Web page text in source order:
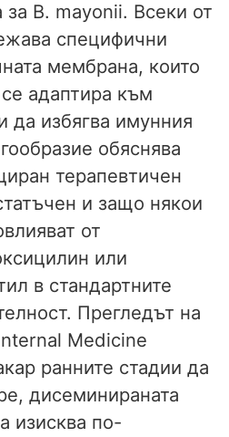
B. mayonii. Всеки от
специфични
мембрана, които
адаптира към
да избягва имунния
обяснява
терапевтичен
и защо някои
от
или
в стандартните
Прегледът на
Medicine
ранните стадии да
дисеминираната
изисква по-